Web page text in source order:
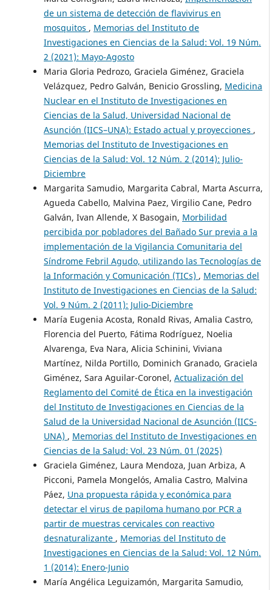
de un sistema de detección de flavivirus en
mosquitos , Memorias del Instituto de
Investigaciones en Ciencias de la Salud: Vol. 19 Núm.
2 (2021): Mayo-Agosto
Maria Gloria Pedrozo, Graciela Giménez, Graciela
Velázquez, Pedro Galván, Benicio Grossling, Medicina
Nuclear en el Instituto de Investigaciones en
Ciencias de la Salud, Universidad Nacional de
Asunción (IICS–UNA): Estado actual y proyecciones ,
Memorias del Instituto de Investigaciones en
Ciencias de la Salud: Vol. 12 Núm. 2 (2014): Julio-
Diciembre
Margarita Samudio, Margarita Cabral, Marta Ascurra,
Agueda Cabello, Malvina Paez, Virgilio Cane, Pedro
Galván, Ivan Allende, X Basogain, Morbilidad
percibida por pobladores del Bañado Sur previa a la
implementación de la Vigilancia Comunitaria del
Síndrome Febril Agudo, utilizando las Tecnologías de
la Información y Comunicación (TICs) , Memorias del
Instituto de Investigaciones en Ciencias de la Salud:
Vol. 9 Núm. 2 (2011): Julio-Diciembre
María Eugenia Acosta, Ronald Rivas, Amalia Castro,
Florencia del Puerto, Fátima Rodríguez, Noelia
Alvarenga, Eva Nara, Alicia Schinini, Viviana
Martínez, Nilda Portillo, Dominich Granado, Graciela
Giménez, Sara Aguilar-Coronel, Actualización del
Reglamento del Comité de Ética en la investigación
del Instituto de Investigaciones en Ciencias de la
Salud de la Universidad Nacional de Asunción (IICS-
UNA) , Memorias del Instituto de Investigaciones en
Ciencias de la Salud: Vol. 23 Núm. 01 (2025)
Graciela Giménez, Laura Mendoza, Juan Arbiza, A
Picconi, Pamela Mongelós, Amalia Castro, Malvina
Páez, Una propuesta rápida y económica para
detectar el virus de papiloma humano por PCR a
partir de muestras cervicales con reactivo
desnaturalizante , Memorias del Instituto de
Investigaciones en Ciencias de la Salud: Vol. 12 Núm.
1 (2014): Enero-Junio
María Angélica Leguizamón, Margarita Samudio,